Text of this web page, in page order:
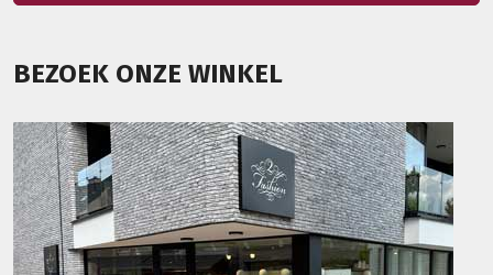
BEZOEK ONZE WINKEL